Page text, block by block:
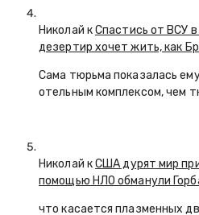
Николай кСпастись от ВСУ
дезертир хочет жить, как
Сама тюрьма показалась
отельным комплексом, чем
Николай кСША дурят мир
помощью НЛО обманули
что касается плазменных